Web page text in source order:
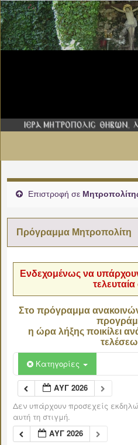
Επιστροφή σε
Πρόγραμμα Μητροπολίτη
Ενδεχομένως να
Στο πρόγραμμα
η ώρα λήξης ποικίλει
Κατηγορίες
ΑΥΓ 2026
Δεν υπάρχουν προσεχείς
αυτή τη στιγμή.
ΑΥΓ 2026